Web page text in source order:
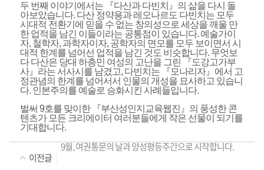
두 번째 이야기에서는
『다산과 다빈치 』 의 삶을 다시 돌
아보았습니다. 다산 정약용과 레오나르도 다빈치는 모두
시대적 전환기에 믿을 수 없는 창의성으로 세상을 깨울 만
한 업적을 남긴 이들이라는 공통점이 있습니다. 예술가이
자, 철학자, 과학자이자, 공학자의 면모를 모두 보이면서 시
대적 한계를 넘어선 업적을 남긴 것도 비슷합니다. 무엇보
다 다산은 당대 하층민 여성의 고난을 그린
『도강고가부
사』 라는 서사시를 남겼고, 다빈치는 『모나리자』 에서 고
정관념의 한계를 넘어서서 인물의 개성을 묘사하고 있습니
다. 인본주의를 예술로 승화시킨 사례들입니다.
벌써 9호를 맞이한 『부산성인지교육웹진 』 의 풍성한 콘
텐츠가 모든 크리에이터 여러분들에게 작은 선물이 되기를
기대합니다.
이전글
9월, 여권통문의 날과 양성평등주간으로 시작합니다.